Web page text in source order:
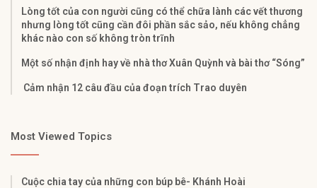
Lòng tốt của con người cũng có thể chữa lành các vết thương
nhưng lòng tốt cũng cần đôi phần sắc sảo, nếu không chẳng
khác nào con số không tròn trĩnh
Một số nhận định hay về nhà thơ Xuân Quỳnh và bài thơ “Sóng”
Cảm nhận 12 câu đầu của đoạn trích Trao duyên
Most Viewed Topics
Cuộc chia tay của những con búp bê- Khánh Hoài